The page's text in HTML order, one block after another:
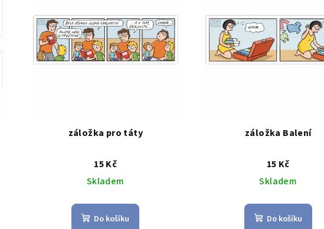
záložka pro táty
15 Kč
Skladem
Do košíku
záložka Balení
15 Kč
Skladem
Do košíku